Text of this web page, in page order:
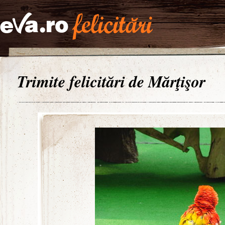
Trimite felicitări de Mărţişor